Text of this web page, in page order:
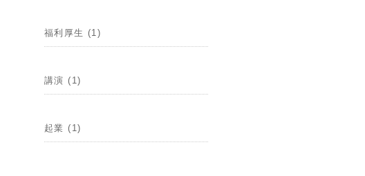
福利厚生 (1)
講演 (1)
起業 (1)